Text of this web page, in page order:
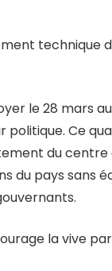
technique
le 28 mars
Ce
du
du pays sans
la vive